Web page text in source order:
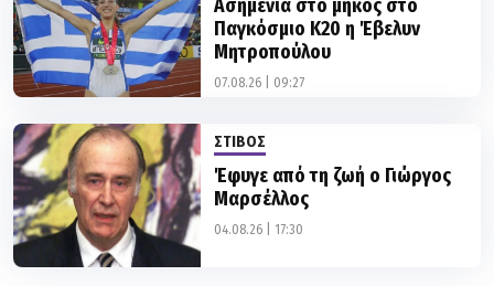
07.08.26 | 09:27
Μαρσέλλος
04.08.26 | 17:30